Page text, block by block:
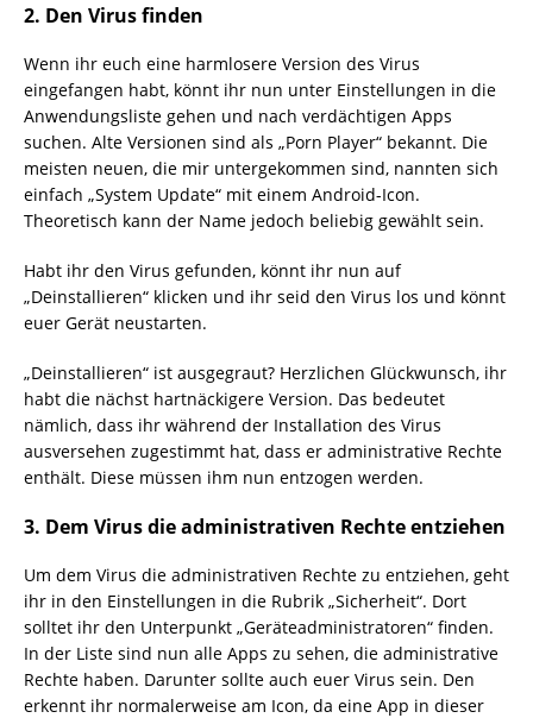
2. Den Virus finden
Wenn ihr euch eine harmlosere Version des Virus
eingefangen habt, könnt ihr nun unter Einstellungen in die
Anwendungsliste gehen und nach verdächtigen Apps
suchen. Alte Versionen sind als „Porn Player“ bekannt. Die
meisten neuen, die mir untergekommen sind, nannten sich
einfach „System Update“ mit einem Android-Icon.
Theoretisch kann der Name jedoch beliebig gewählt sein.
Habt ihr den Virus gefunden, könnt ihr nun auf
„Deinstallieren“ klicken und ihr seid den Virus los und könnt
euer Gerät neustarten.
„Deinstallieren“ ist ausgegraut? Herzlichen Glückwunsch, ihr
habt die nächst hartnäckigere Version. Das bedeutet
nämlich, dass ihr während der Installation des Virus
ausversehen zugestimmt hat, dass er administrative Rechte
enthält. Diese müssen ihm nun entzogen werden.
3. Dem Virus die administrativen Rechte entziehen
Um dem Virus die administrativen Rechte zu entziehen, geht
ihr in den Einstellungen in die Rubrik „Sicherheit“. Dort
solltet ihr den Unterpunkt „Geräteadministratoren“ finden.
In der Liste sind nun alle Apps zu sehen, die administrative
Rechte haben. Darunter sollte auch euer Virus sein. Den
erkennt ihr normalerweise am Icon, da eine App in dieser